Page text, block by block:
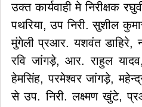
उक्त कार्यवाही मे निरीक्षक
पथरिया, उप निरी. सुशील
मुंगेली प्रआर. यशवंत डाहिरे,
रवि जांगड़े, आर. राहुल
हेमसिंह, परमेश्वर जांगड़े,
से उप. निरी. लक्ष्मण खुंटे,